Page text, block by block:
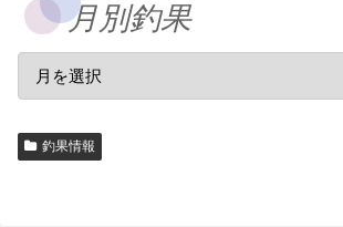
月別釣果
釣果情報